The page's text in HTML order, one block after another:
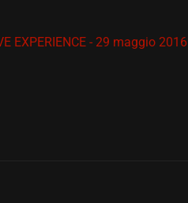
EXPERIENCE - 29 maggio 2016